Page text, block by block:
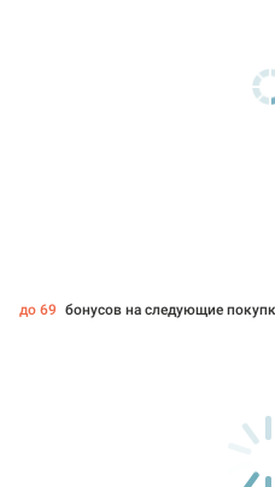
до 69 бонусов на следующие